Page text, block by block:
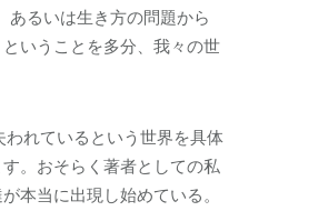
るいは生き方の問題から
いうことを多分、我々の世
れているという世界を具体
。おそらく著者としての私
本当に出現し始めている。